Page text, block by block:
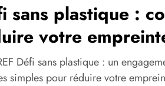
sans plastique :
votre
au
Défi sans plastique : un
simples pour réduire votre